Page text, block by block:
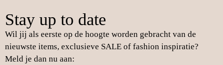
Stay up to date
Wil jij als eerste op de hoogte worden gebracht van de
nieuwste items, exclusieve SALE of fashion inspiratie?
Meld je dan nu aan: